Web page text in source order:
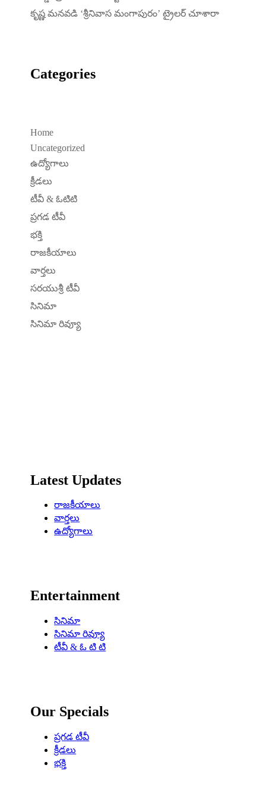
కృష్ణ మనవడి ‘శ్రీనివాస మంగాపురం’ ట్రైలర్ చూశారా
Categories
Home
Uncategorized
ఉద్యోగాలు
క్రీడలు
టీవీ & ఓటిటి
ప్రగడ టీవీ
భక్తి
రాజకీయాలు
వార్తలు
సరయుశ్రీ టీవీ
సినిమా
సినిమా రివ్యూ
Latest Updates
రాజకీయాలు
వార్తలు
ఉద్యోగాలు
Entertainment
సినిమా
సినిమా రివ్యూ
టీవీ & ఓ టి టి
Our Specials
ప్రగడ టీవీ
క్రీడలు
భక్తి